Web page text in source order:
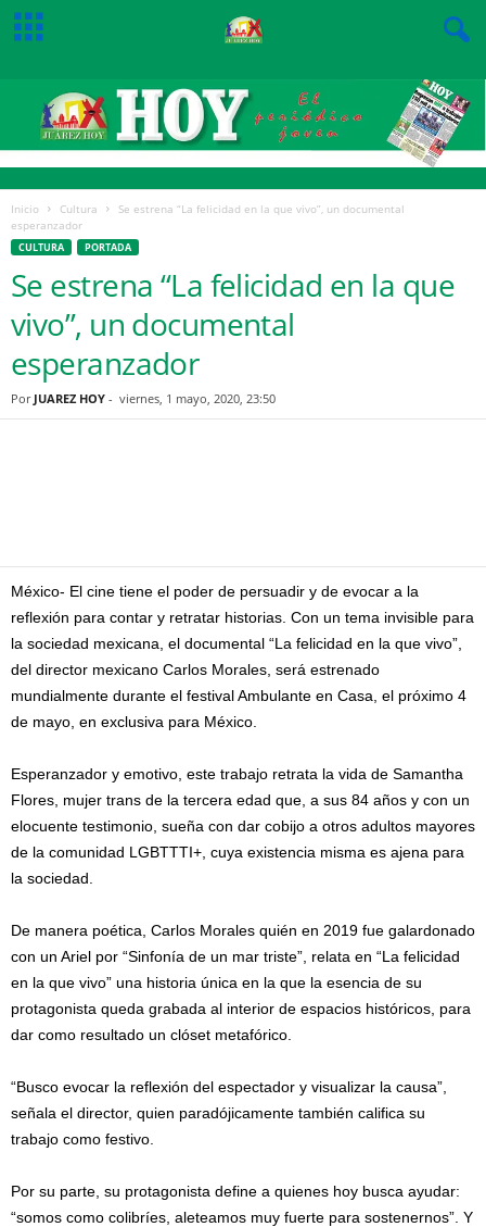
Inicio Cultura
Se estrena “La felicidad en la que vivo”, un documental
esperanzador
CULTURA PORTADA
Se estrena “La felicidad en la que
vivo”, un documental
esperanzador
Por JUAREZ HOY - viernes, 1 mayo, 2020, 23:50
México- El cine tiene el poder de persuadir y de evocar a la
reflexión para contar y retratar historias. Con un tema invisible para
la sociedad mexicana, el documental “La felicidad en la que vivo”,
del director mexicano Carlos Morales, será estrenado
mundialmente durante el festival Ambulante en Casa, el próximo 4
de mayo, en exclusiva para México.
Esperanzador y emotivo, este trabajo retrata la vida de Samantha
Flores, mujer trans de la tercera edad que, a sus 84 años y con un
elocuente testimonio, sueña con dar cobijo a otros adultos mayores
de la comunidad LGBTTTI+, cuya existencia misma es ajena para
la sociedad.
De manera poética, Carlos Morales quién en 2019 fue galardonado
con un Ariel por “Sinfonía de un mar triste”, relata en “La felicidad
en la que vivo” una historia única en la que la esencia de su
protagonista queda grabada al interior de espacios históricos, para
dar como resultado un clóset metafórico.
“Busco evocar la reflexión del espectador y visualizar la causa”,
señala el director, quien paradójicamente también califica su
trabajo como festivo.
Por su parte, su protagonista define a quienes hoy busca ayudar:
“somos como colibríes, aleteamos muy fuerte para sostenernos”. Y